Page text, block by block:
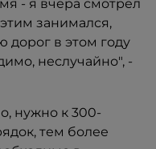
- я вчера смотрел
занимался,
дорог в этом году
неслучайно", -
нужно к 300-
тем более